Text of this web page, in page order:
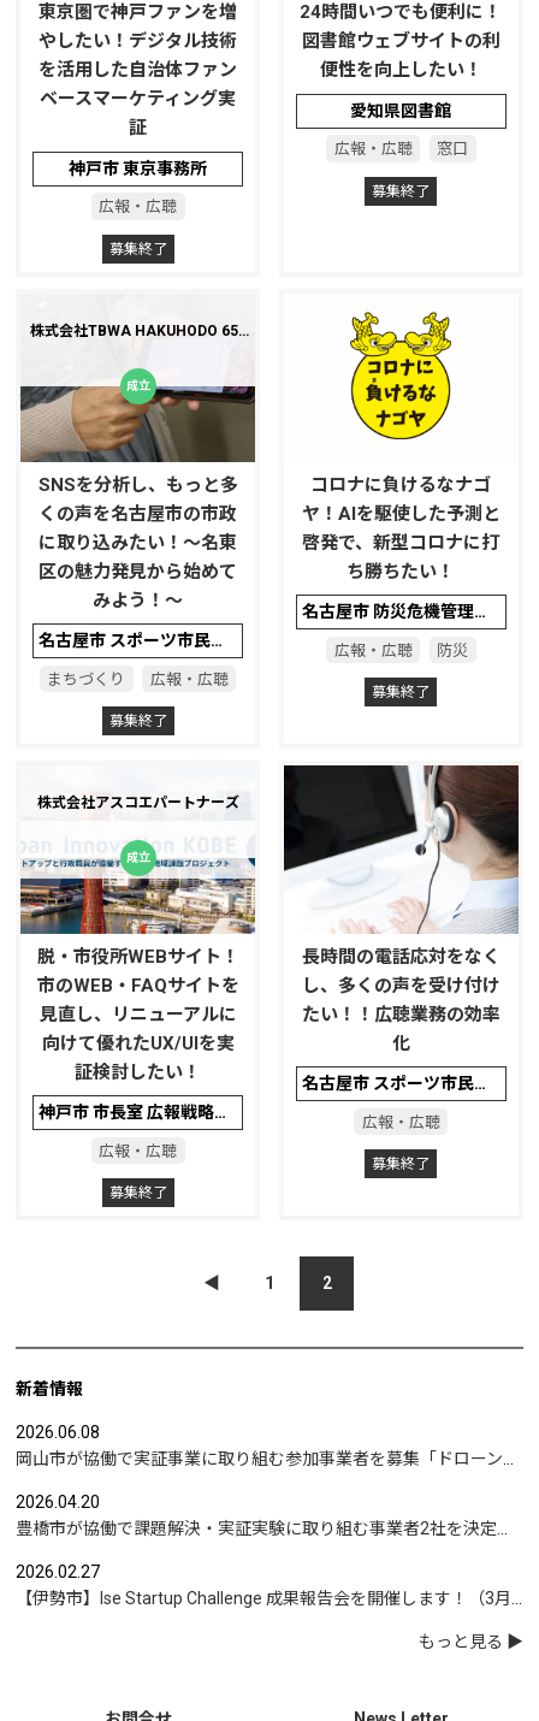
東京圏で神戸ファンを増
やしたい！デジタル技術
を活用した自治体ファン
ベースマーケティング実
証
神戸市 東京事務所
広報・広聴
募集終了
24時間いつでも便利に！
図書館ウェブサイトの利
便性を向上したい！
愛知県図書館
広報・広聴 窓口
募集終了
株式会社TBWA HAKUHODO 65d
SNSを分析し、もっと多
くの声を名古屋市の市政
に取り込みたい！～名東
区の魅力発見から始めて
みよう！～
名古屋市 スポーツ市民局広聴課、名東区役所企画経理室
まちづくり 広報・広聴
募集終了
コロナに負けるなナゴ
ヤ！AIを駆使した予測と
啓発で、新型コロナに打
ち勝ちたい！
名古屋市 防災危機管理局危機対策室
広報・広聴 防災
募集終了
株式会社アスコエパートナーズ
脱・市役所WEBサイト！
市のWEB・FAQサイトを
見直し、リニューアルに
向けて優れたUX/UIを実
証検討したい！
神戸市 市長室 広報戦略部 広報課／広聴課
広報・広聴
募集終了
長時間の電話応対をなく
し、多くの声を受け付け
たい！！広聴業務の効率
化
名古屋市 スポーツ市民局広聴課
広報・広聴
募集終了
◀︎ 1 2
新着情報
2026.06.08
2026.04.20
2026.02.27
もっと見る